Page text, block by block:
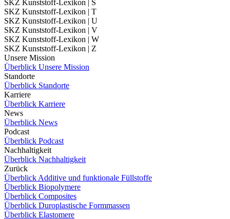
SKZ Kunststoff-Lexikon | S
SKZ Kunststoff-Lexikon | T
SKZ Kunststoff-Lexikon | U
SKZ Kunststoff-Lexikon | V
SKZ Kunststoff-Lexikon | W
SKZ Kunststoff-Lexikon | Z
Unsere Mission
Überblick Unsere Mission
Standorte
Überblick Standorte
Karriere
Überblick Karriere
News
Überblick News
Podcast
Überblick Podcast
Nachhaltigkeit
Überblick Nachhaltigkeit
Zurück
Überblick Additive und funktionale Füllstoffe
Überblick Biopolymere
Überblick Composites
Überblick Duroplastische Formmassen
Überblick Elastomere